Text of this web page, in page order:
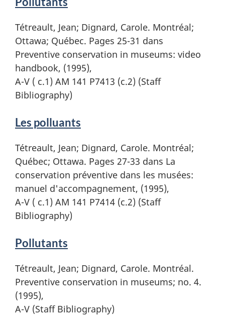
Tétreault, Jean; Dignard, Carole. Montréal;
Ottawa; Québec. Pages 25-31 dans
Preventive conservation in museums: video
handbook, (1995),
A-V ( c.1) AM 141 P7413 (c.2) (Staff
Bibliography)
Les polluants
Tétreault, Jean; Dignard, Carole. Montréal;
Québec; Ottawa. Pages 27-33 dans La
conservation préventive dans les musées:
manuel d'accompagnement, (1995),
A-V ( c.1) AM 141 P7414 (c.2) (Staff
Bibliography)
Pollutants
Tétreault, Jean; Dignard, Carole. Montréal.
Preventive conservation in museums; no. 4.
(1995),
A-V (Staff Bibliography)